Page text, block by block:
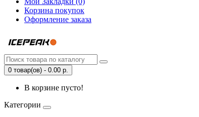
Корзина покупок
Оформление заказа
0 товар(ов) - 0.00 р.
В корзине пусто!
Категории